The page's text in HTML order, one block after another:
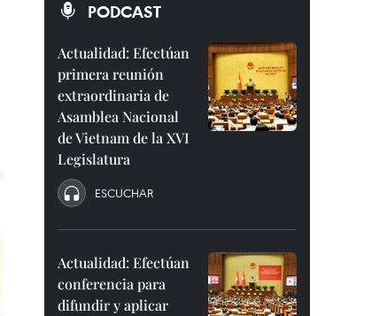
PODCAST
Actualidad: Efectúan
primera reunión
extraordinaria de
Asamblea Nacional
de Vietnam de la XVI
Legislatura
ESCUCHAR
Actualidad: Efectúan
conferencia para
difundir y aplicar